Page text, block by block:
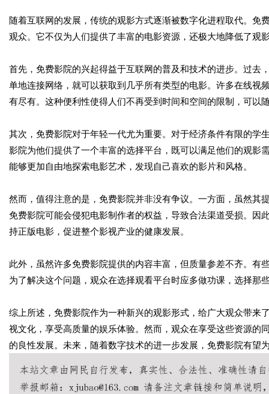
随着互联网的发展，传统的观影方式逐渐被数字化进程取代。
观众。它不仅为人们提供了丰富的电影资源，还极大地降低了观
首先，免费影院的兴起得益于互联网的普及和技术的进步。过去
单地连接网络，就可以获取到几乎所有类型的电影。许多在线视
有尽有。这种便利性使得人们不再受到时间和空间的限制，可以
其次，免费影院对于年轻一代尤为重要。对于经济条件有限的学
影院为他们提供了一个丰富的选择平台，既可以满足他们的观影
能够更加自由地探索电影艺术，发现自己喜欢的影片和风格。
然而，值得注意的是，免费影院并非没有争议。一方面，虽然其
免费影院可能会侵犯电影制作者的权益，导致合法渠道受损。因
持正版电影，促进整个影视产业的健康发展。
此外，虽然许多免费影院提供的内容丰富，但质量参差不齐。
为了解决这个问题，观众在选择观看平台时应多做功课，选择那
综上所述，免费影院作为一种新兴的观影形式，给广大观众带来
视文化，享受高质量的娱乐体验。然而，观众在享受这些资源的
的良性发展。未来，随着数字技术的进一步发展，免费影院有望